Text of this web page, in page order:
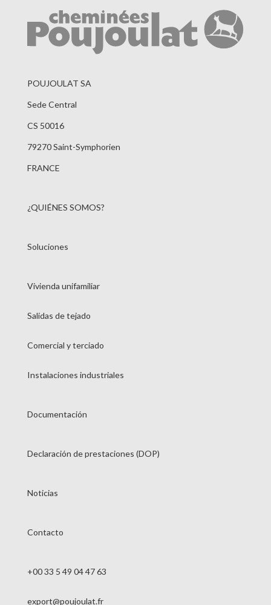
POUJOULAT SA
Sede Central
CS 50016
79270 Saint-Symphorien
FRANCE
¿QUIÉNES SOMOS?
Soluciones
Vivienda unifamiliar
Salidas de tejado
Comercial y terciado
Instalaciones industriales
Documentación
Declaración de prestaciones (DOP)
Noticias
Contacto
+00 33 5 49 04 47 63
export@poujoulat.fr